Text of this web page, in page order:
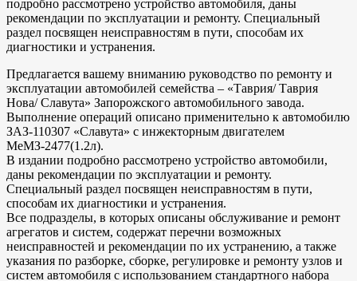
подробно рассмотрено устройство автомобиля, даны
рекомендации по эксплуатации и ремонту. Специальный
раздел посвящен неисправностям в пути, способам их
диагностики и устранения.
Предлагается вашему вниманию руководство по ремонту и
эксплуатации автомобилей семейства – «Таврия/ Таврия
Нова/ Славута» Запорожского автомобильного завода.
Выполнение операций описано применительно к автомобилю
ЗАЗ-110307 «Славута» с инжекторным двигателем
МеМЗ-2477(1.2л).
В издании подробно рассмотрено устройство автомобили,
даны рекомендации по эксплуатации и ремонту.
Специальный раздел посвящен неисправностям в пути,
способам их диагностики и устранения.
Все подразделы, в которых описаны обслуживание и ремонт
агрегатов и систем, содержат перечни возможных
неисправностей и рекомендации по их устранению, а также
указания по разборке, сборке, регулировке и ремонту узлов и
систем автомобиля с использованием стандартного набора